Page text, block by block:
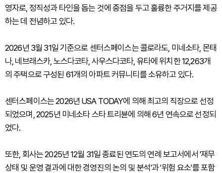
영자로, 정직성과 타인을 돕는 것에 중점을 두고 훌륭한 주거지를 제공
하는 데 전념하고 있다.
2026년 3월 31일 기준으로 센터스페이스는 콜로라도, 미네소타, 몬태
나, 네브래스카, 노스다코타, 사우스다코타, 유타에 위치한 12,263개
의 주택으로 구성된 61개의 아파트 커뮤니티를 소유하고 있다.
센터스페이스는 2026년 USA TODAY에 의해 최고의 직장으로 선정
되었으며, 2025년 미네소타 스타 트리뷴에 의해 6년 연속으로 선정되
었다.
또한, 회사는 2025년 12월 31일 종료된 연도의 연례 보고서에서 '재무
상태 및 운영 결과에 대한 경영진의 논의 및 분석'과 '위험 요소'를 포함